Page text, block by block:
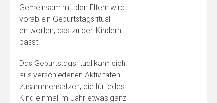
Gemeinsam mit den Eltern wird
vorab ein Geburtstagsritual
entworfen, das zu den Kindern
passt.
Das Geburtstagsritual kann sich
aus verschiedenen Aktivitäten
zusammensetzen, die für jedes
Kind einmal im Jahr etwas ganz